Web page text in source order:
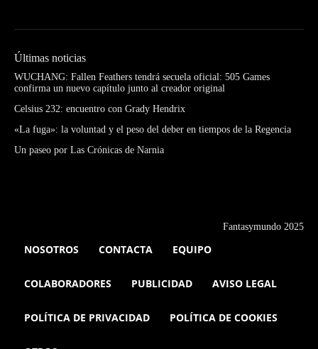
Últimas noticias
WUCHANG: Fallen Feathers tendrá secuela oficial: 505 Games
confirma un nuevo capítulo junto al creador original
Celsius 232: encuentro con Grady Hendrix
«La fuga»: la voluntad y el peso del deber en tiempos de la Regencia
Un paseo por Las Crónicas de Narnia
Fantasymundo 2025
NOSOTROS CONTACTA EQUIPO
COLABORADORES PUBLICIDAD AVISO LEGAL
POLÍTICA DE PRIVACIDAD POLÍTICA DE COOKIES